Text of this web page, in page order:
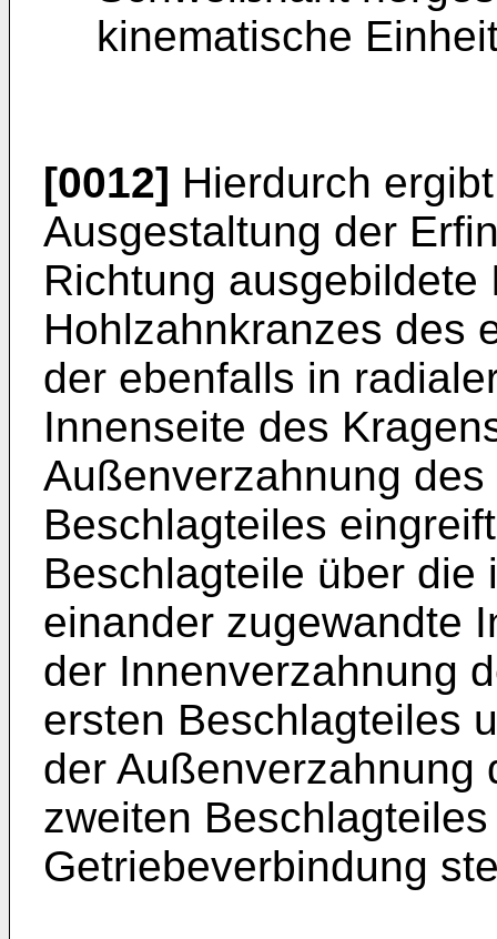
kinematische
[0012] Hierdurch
Ausgestaltung der
Richtung
Hohlzahnkranzes des
der ebenfalls in
Innenseite des
Außenverzahnung
Beschlagteiles
Beschlagteile über die
einander zugewandte
der Innenverzahnung
ersten Beschlagteiles
der Außenverzahnung
zweiten
Getriebeverbindung